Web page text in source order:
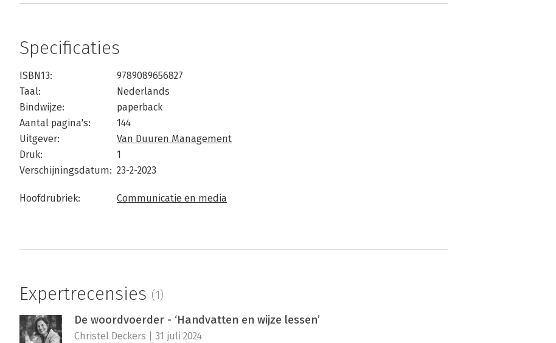
Specificaties
ISBN13:
9789089656827
Taal:
Nederlands
Bindwijze:
paperback
Aantal pagina's:
144
Uitgever:
Van Duuren Management
Druk:
1
Verschijningsdatum: 23-2-2023
Hoofdrubriek: Communicatie en media
Expertrecensies (1)
De woordvoerder - ‘Handvatten en wijze lessen’
Christel Deckers | 31 juli 2024